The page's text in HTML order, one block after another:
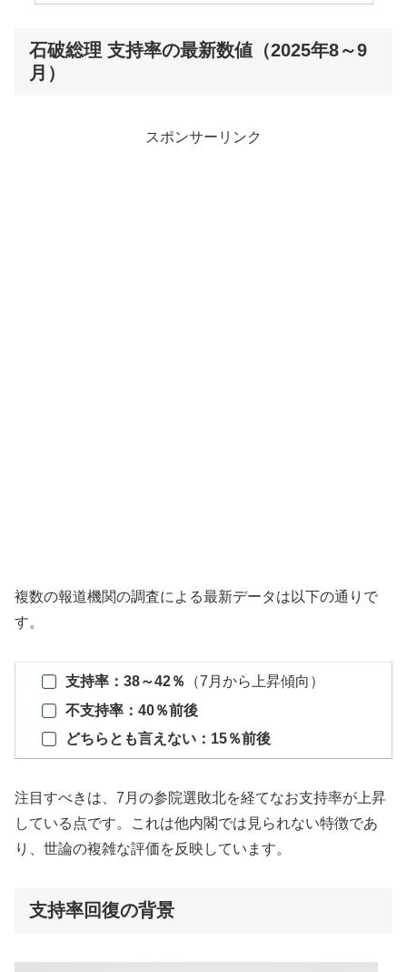
石破総理 支持率の最新数値（2025年8～9
月）
スポンサーリンク
複数の報道機関の調査による最新データは以下の通りで
す。
支持率：38～42％
（7月から上昇傾向）
不支持率：40％前後
どちらとも言えない：15％前後
注目すべきは、7月の参院選敗北を経てなお支持率が上昇
している点です。これは他内閣では見られない特徴であ
り、世論の複雑な評価を反映しています。
支持率回復の背景